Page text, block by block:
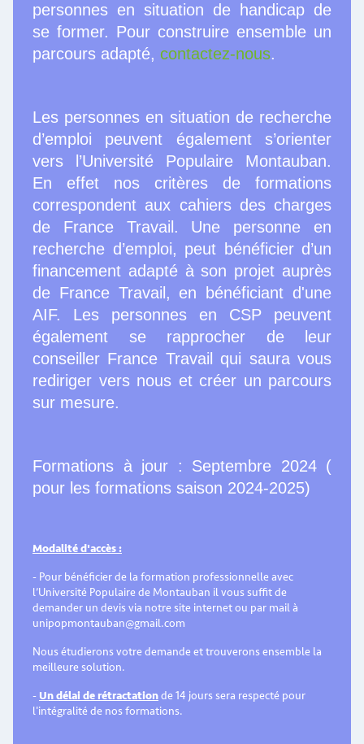
personnes en situation de handicap de
se former. Pour construire ensemble un
parcours adapté, contactez-nous.
Les personnes en situation de recherche
d’emploi peuvent également s’orienter
vers l’Université Populaire Montauban.
En effet nos critères de formations
correspondent aux cahiers des charges
de France Travail. Une personne en
recherche d’emploi, peut bénéficier d’un
financement adapté à son projet auprès
de France Travail, en bénéficiant d'une
AIF. Les personnes en CSP peuvent
également se rapprocher de leur
conseiller France Travail qui saura vous
rediriger vers nous et créer un parcours
sur mesure.
Formations à jour : Septembre 2024 (
pour les formations saison 2024-2025)
Modalité d'accès :
- Pour bénéficier de la formation professionnelle avec
l’Université Populaire de Montauban il vous suffit de
demander un devis via notre site internet ou par mail à
unipopmontauban@gmail.com
Nous étudierons votre demande et trouverons ensemble la
meilleure solution.
- Un délai de rétractationde 14 jours sera respecté pour
l'intégralité de nos formations.